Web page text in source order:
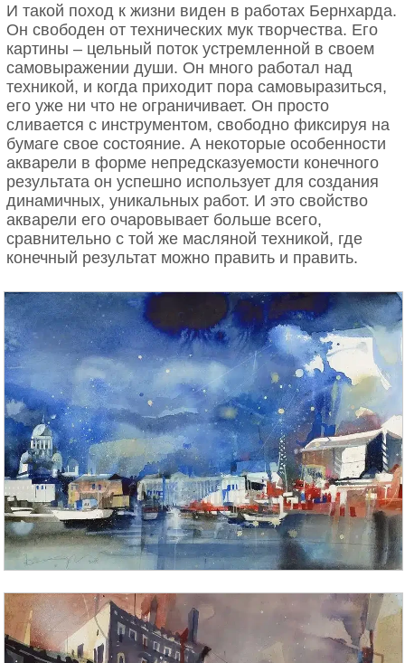
И такой поход к жизни виден в работах Бернхарда.
Он свободен от технических мук творчества. Его
картины – цельный поток устремленной в своем
самовыражении души. Он много работал над
техникой, и когда приходит пора самовыразиться,
его уже ни что не ограничивает. Он просто
сливается с инструментом, свободно фиксируя на
бумаге свое состояние. А некоторые особенности
акварели в форме непредсказуемости конечного
результата он успешно использует для создания
динамичных, уникальных работ. И это свойство
акварели его очаровывает больше всего,
сравнительно с той же масляной техникой, где
конечный результат можно править и править.